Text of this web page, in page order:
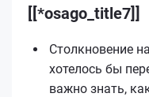
[[*osago_title7]]
Столкновение
хотелось бы
важно знать,